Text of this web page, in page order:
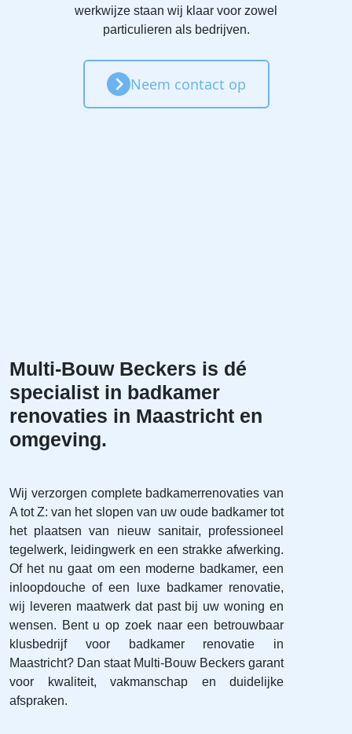
werkwijze staan wij klaar voor zowel
particulieren als bedrijven.
Neem contact op
Multi‑Bouw Beckers is dé
specialist in badkamer
renovaties in Maastricht en
omgeving.
Wij verzorgen complete badkamerrenovaties van
A tot Z: van het slopen van uw oude badkamer tot
het plaatsen van nieuw sanitair, professioneel
tegelwerk, leidingwerk en een strakke afwerking.
Of het nu gaat om een moderne badkamer, een
inloopdouche of een luxe badkamer renovatie,
wij leveren maatwerk dat past bij uw woning en
wensen. Bent u op zoek naar een betrouwbaar
klusbedrijf voor badkamer renovatie in
Maastricht? Dan staat Multi‑Bouw Beckers garant
voor kwaliteit, vakmanschap en duidelijke
afspraken.